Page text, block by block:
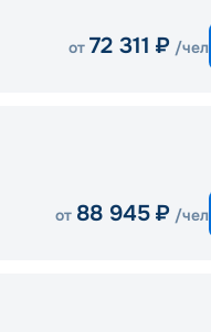
от 72 311 ₽ /чел
от 88 945 ₽ /чел